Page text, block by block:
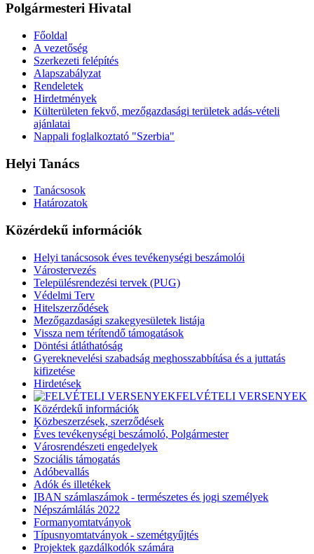
Polgármesteri Hivatal
Főoldal
A vezetőség
Szerkezeti felépítés
Alapszabályzat
Rendeletek
Hirdetmények
Külterületen fekvő, mezőgazdasági területek adás-vételi
ajánlatai
Nappali foglalkoztató "Szerbia"
Helyi Tanács
Tanácsosok
Határozatok
Közérdekű információk
Helyi tanácsosok éves tevékenységi beszámolói
Várostervezés
Településrendezési tervek (PUG)
Védelmi Terv
Hitelszerződések
Mezőgazdasági szakegyesületek listája
Vissza nem térítendő támogatások
Döntési átláthatóság
Gyereknevelési szabadság meghosszabbítása és a juttatás
kifizetése
Hirdetések
FELVÉTELI VERSENYEK
Közérdekű információk
Közbeszerzések, szerződések
Éves tevékenységi beszámoló, Polgármester
Városrendészeti engedelyek
Szociális támogatás
Adóbevallás
Adók és illetékek
IBAN számlaszámok - természetes és jogi személyek
Népszámlálás 2022
Formanyomtatványok
Típusnyomtatványok - szemétgyűjtés
Projektek gazdálkodók számára